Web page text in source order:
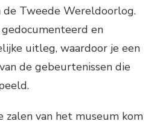
de Tweede Wereldoorlog.
en
uitleg, waardoor je een
de gebeurtenissen die
zalen van het museum kom